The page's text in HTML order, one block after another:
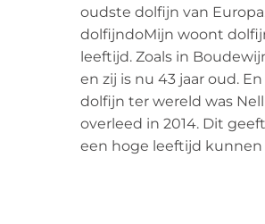
oudste dolfijn van
dolfijndoMijn woont
leeftijd. Zoals in
en zij is nu 43 jaar oud.
dolfijn ter wereld was
overleed in 2014. Dit
een hoge leeftijd kunnen